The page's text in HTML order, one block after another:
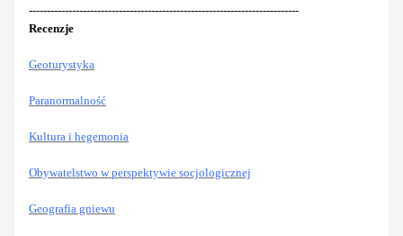
---------------------------------------------------------------------------
Recenzje
Geoturystyka
Paranormalność
Kultura i hegemonia
Obywatelstwo w perspektywie socjologicznej
Geografia gniewu